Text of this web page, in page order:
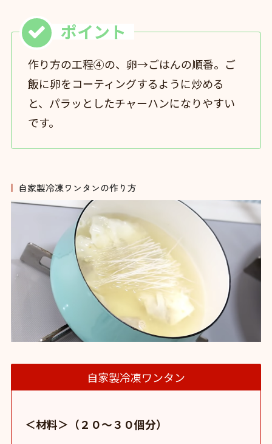
作り方の工程④の、卵→ごはんの順番。ご
飯に卵をコーティングするように炒める
と、パラッとしたチャーハンになりやすい
です。
自家製冷凍ワンタンの作り方
自家製冷凍ワンタン
＜材料＞（２０～３０個分）